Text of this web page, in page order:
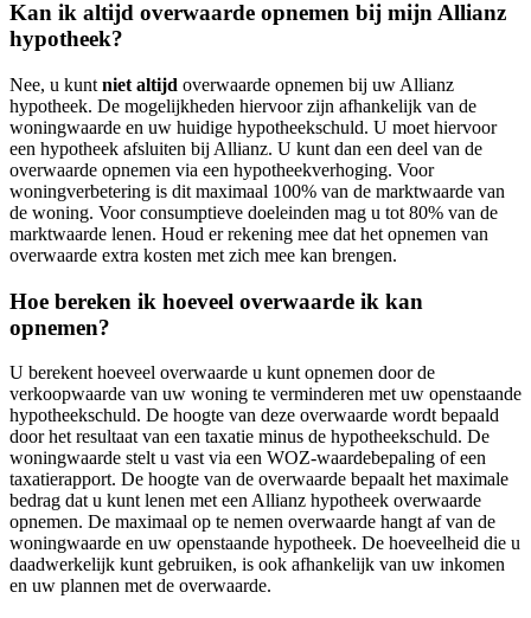
Kan ik altijd overwaarde opnemen bij mijn Allianz
hypotheek?
Nee, u kunt niet altijd overwaarde opnemen bij uw Allianz
hypotheek. De mogelijkheden hiervoor zijn afhankelijk van de
woningwaarde en uw huidige hypotheekschuld. U moet hiervoor
een hypotheek afsluiten bij Allianz. U kunt dan een deel van de
overwaarde opnemen via een hypotheekverhoging. Voor
woningverbetering is dit maximaal 100% van de marktwaarde van
de woning. Voor consumptieve doeleinden mag u tot 80% van de
marktwaarde lenen. Houd er rekening mee dat het opnemen van
overwaarde extra kosten met zich mee kan brengen.
Hoe bereken ik hoeveel overwaarde ik kan
opnemen?
U berekent hoeveel overwaarde u kunt opnemen door de
verkoopwaarde van uw woning te verminderen met uw openstaande
hypotheekschuld. De hoogte van deze overwaarde wordt bepaald
door het resultaat van een taxatie minus de hypotheekschuld. De
woningwaarde stelt u vast via een WOZ-waardebepaling of een
taxatierapport. De hoogte van de overwaarde bepaalt het maximale
bedrag dat u kunt lenen met een Allianz hypotheek overwaarde
opnemen. De maximaal op te nemen overwaarde hangt af van de
woningwaarde en uw openstaande hypotheek. De hoeveelheid die u
daadwerkelijk kunt gebruiken, is ook afhankelijk van uw inkomen
en uw plannen met de overwaarde.